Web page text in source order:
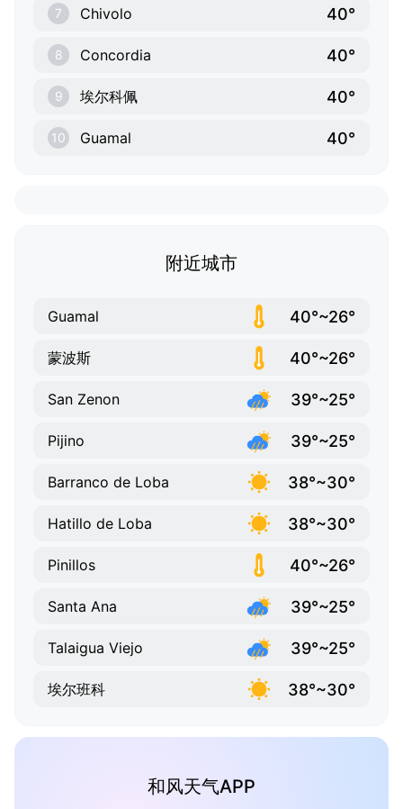
7 Chivolo 40°
8 Concordia 40°
9 埃尔科佩 40°
10 Guamal 40°
附近城市
Guamal 40°~26°
蒙波斯 40°~26°
San Zenon 39°~25°
Pijino 39°~25°
Barranco de Loba 38°~30°
Hatillo de Loba 38°~30°
Pinillos 40°~26°
Santa Ana 39°~25°
Talaigua Viejo 39°~25°
埃尔班科 38°~30°
和风天气APP